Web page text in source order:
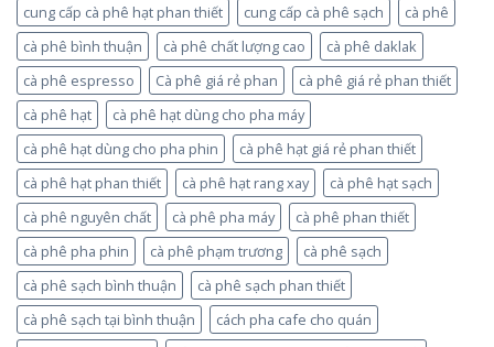
cung cấp cà phê hạt phan thiết
cung cấp cà phê sạch
cà phê
cà phê bình thuận
cà phê chất lượng cao
cà phê daklak
cà phê espresso
Cà phê giá rẻ phan
cà phê giá rẻ phan thiết
cà phê hạt
cà phê hạt dùng cho pha máy
cà phê hạt dùng cho pha phin
cà phê hạt giá rẻ phan thiết
cà phê hạt phan thiết
cà phê hạt rang xay
cà phê hạt sạch
cà phê nguyên chất
cà phê pha máy
cà phê phan thiết
cà phê pha phin
cà phê phạm trương
cà phê sạch
cà phê sạch bình thuận
cà phê sạch phan thiết
cà phê sạch tại bình thuận
cách pha cafe cho quán